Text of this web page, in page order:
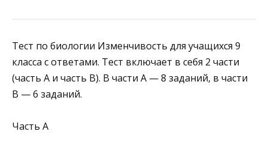
Тест по биологии Изменчивость для учащихся 9
класса с ответами. Тест включает в себя 2 части
(часть А и часть В). В части А — 8 заданий, в части
В — 6 заданий.
Часть А